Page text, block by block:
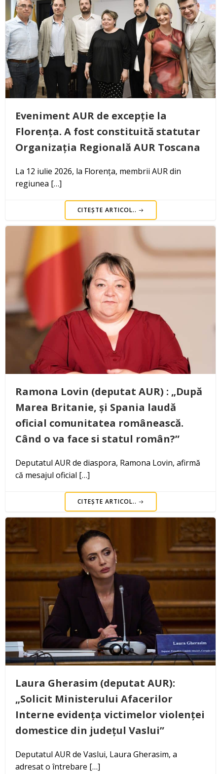
Eveniment AUR de excepție la
Florența. A fost constituită statutar
Organizația Regională AUR Toscana
La 12 iulie 2026, la Florența, membrii AUR din
regiunea […]
CITEȘTE ARTICOL..
Ramona Lovin (deputat AUR) : „După
Marea Britanie, și Spania laudă
oficial comunitatea românească.
Când o va face si statul român?”
Deputatul AUR de diaspora, Ramona Lovin, afirmă
că mesajul oficial […]
CITEȘTE ARTICOL..
Laura Gherasim (deputat AUR):
„Solicit Ministerului Afacerilor
Interne evidența victimelor violenței
domestice din județul Vaslui”
Deputatul AUR de Vaslui, Laura Gherasim, a
adresat o întrebare […]